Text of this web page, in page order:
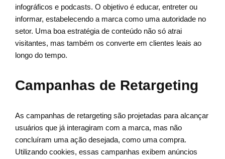
infográficos e podcasts. O objetivo é educar, entreter ou
informar, estabelecendo a marca como uma autoridade no
setor. Uma boa estratégia de conteúdo não só atrai
visitantes, mas também os converte em clientes leais ao
longo do tempo.
Campanhas de Retargeting
As campanhas de retargeting são projetadas para alcançar
usuários que já interagiram com a marca, mas não
concluíram uma ação desejada, como uma compra.
Utilizando cookies, essas campanhas exibem anúncios